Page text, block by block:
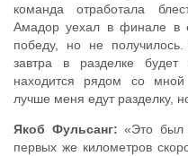
команда отработала
Амадор уехал в финале в
победу, но не
завтра в разделке
находится рядом со мной
лучше меня едут разделку,
Якоб Фульсанг: «Это был
первых же километров